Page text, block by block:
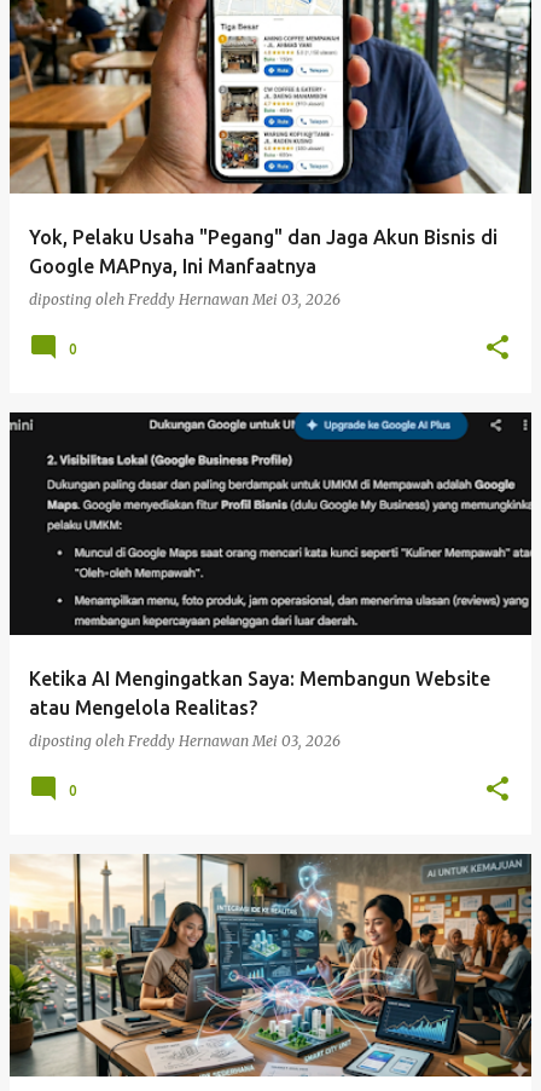
Threads. Saat menjelajahi berbagai postingan, saya
menemukan sesuatu yang menarik. Ada seorang
pemilik akun yang menampilkan status bahwa akun
Threads miliknya sudah terhubung dengan Fediverse .
Istilah tersebut cukup asing bagi saya, sehingga
menimbulkan rasa penasaran.
Yok, Pelaku Usaha "Pegang" dan Jaga Akun Bisnis di
Google MAPnya, Ini Manfaatnya
diposting oleh Freddy Hernawan Mei 03, 2026
0
Ketika AI Mengingatkan Saya: Membangun Website
atau Mengelola Realitas?
diposting oleh Freddy Hernawan Mei 03, 2026
0